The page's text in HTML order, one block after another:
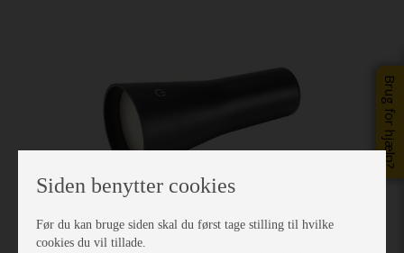
Brug for hjælp?
Siden benytter cookies
Før du kan bruge siden skal du først tage stilling til hvilke
cookies du vil tillade.